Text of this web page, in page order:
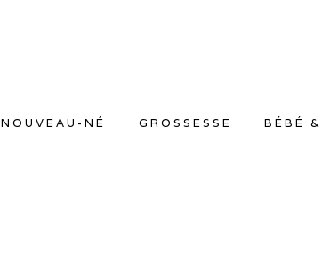
NOUVEAU-NÉ GROSSESSE BÉBÉ